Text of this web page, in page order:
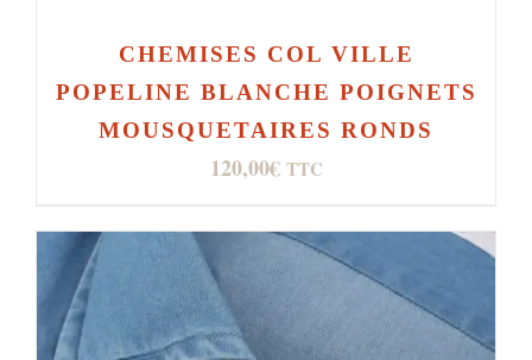
CHEMISES COL VILLE
POPELINE BLANCHE POIGNETS
MOUSQUETAIRES RONDS
120,00€ TTC